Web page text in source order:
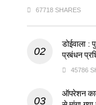
67718 SHARES
डोईवाला :
प्रबंधन
45786
ऑपरेशन